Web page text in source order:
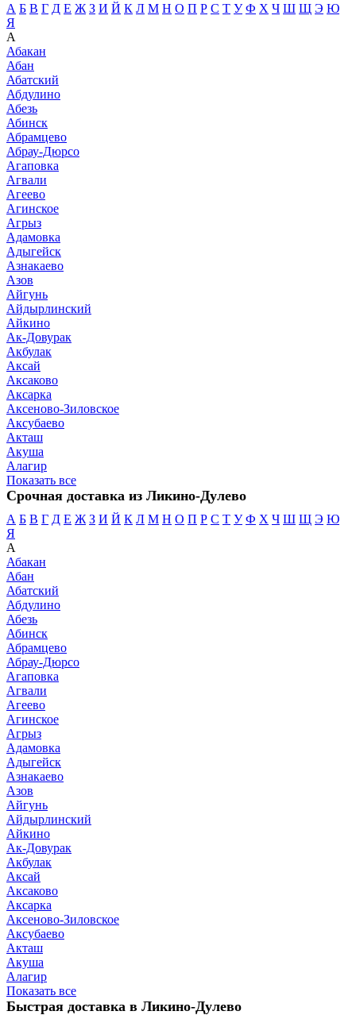
А Б В Г Д Е Ж З И Й К Л М Н О П Р С Т У Ф Х Ч Ш Щ Э Ю
Я
А
Абакан
Абан
Абатский
Абдулино
Абезь
Абинск
Абрамцево
Абрау-Дюрсо
Агаповка
Агвали
Агеево
Агинское
Агрыз
Адамовка
Адыгейск
Азнакаево
Азов
Айгунь
Айдырлинский
Айкино
Ак-Довурак
Акбулак
Аксай
Аксаково
Аксарка
Аксеново-Зиловское
Аксубаево
Акташ
Акуша
Алагир
Показать все
Срочная доставка из Ликино-Дулево
А Б В Г Д Е Ж З И Й К Л М Н О П Р С Т У Ф Х Ч Ш Щ Э Ю
Я
А
Абакан
Абан
Абатский
Абдулино
Абезь
Абинск
Абрамцево
Абрау-Дюрсо
Агаповка
Агвали
Агеево
Агинское
Агрыз
Адамовка
Адыгейск
Азнакаево
Азов
Айгунь
Айдырлинский
Айкино
Ак-Довурак
Акбулак
Аксай
Аксаково
Аксарка
Аксеново-Зиловское
Аксубаево
Акташ
Акуша
Алагир
Показать все
Быстрая доставка в Ликино-Дулево